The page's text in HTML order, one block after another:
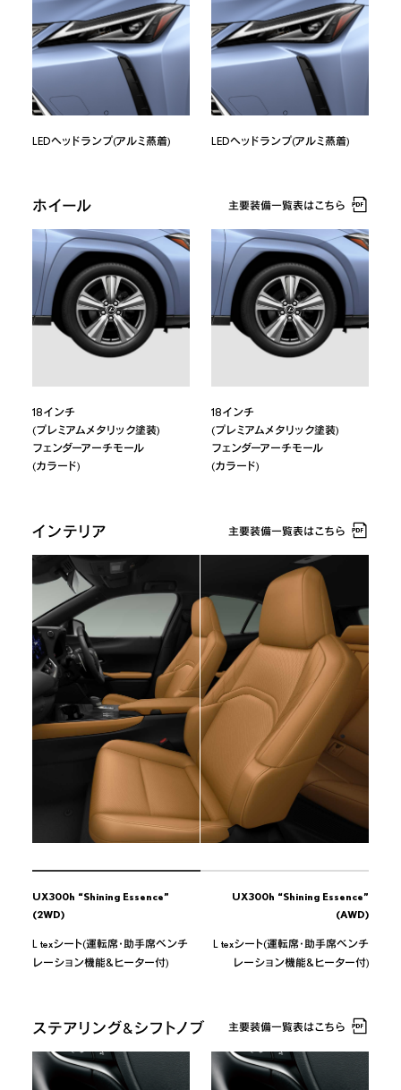
LEDヘッドランプ(アルミ蒸着) LEDヘッドランプ(アルミ蒸着)
ホイール 主要装備一覧表はこちら
18インチ
(プレミアムメタリック塗装)
フェンダーアーチモール
(カラード)
18インチ
(プレミアムメタリック塗装)
フェンダーアーチモール
(カラード)
インテリア 主要装備一覧表はこちら
UX300h “Shining Essence”
(2WD)
UX300h “Shining Essence”
(AWD)
L texシート(運転席・助手席ベンチ
レーション機能&ヒーター付)
L texシート(運転席・助手席ベンチ
レーション機能&ヒーター付)
ステアリング&シフトノブ 主要装備一覧表はこちら